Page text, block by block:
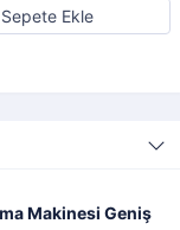
Sepete Ekle
Makinesi Geniş